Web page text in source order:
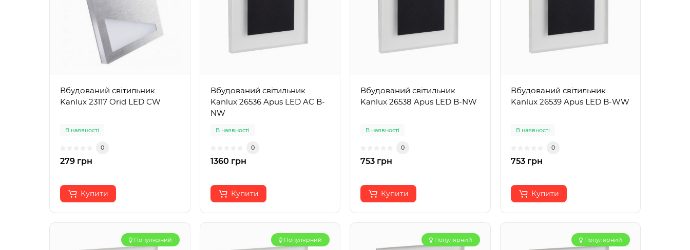
Вбудований світильник
Kanlux 23117 Orid LED CW
В наявності
0
279 грн
Купити
Вбудований світильник
Kanlux 26536 Apus LED AC B-
NW
В наявності
0
1360 грн
Купити
Вбудований світильник
Kanlux 26538 Apus LED B-NW
В наявності
0
753 грн
Купити
Вбудований світильник
Kanlux 26539 Apus LED B-WW
В наявності
0
753 грн
Купити
Популярний Популярний Популярний Популярний